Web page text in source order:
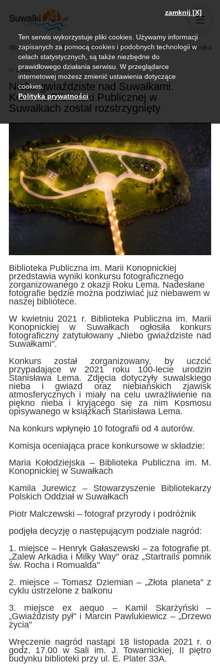
Wiadomości Sport Biznes, rolnictwo Kultura i rozrywka
07.11.2021
Niebo gwiaździste nad Suwałkami.
Konkurs Biblioteki Publicznej w
Suwałkach został rozstrzygnięty
Biblioteka Publiczna im. Marii Konopnickiej
przedstawia wyniki konkursu fotograficznego
zorganizowanego z okazji Roku Lema. Nadesłane
fotografie będzie można podziwiać już niebawem w
naszej bibliotece.
W kwietniu 2021 r. Biblioteka Publiczna im. Marii
Konopnickiej w Suwałkach ogłosiła konkurs
fotograficzny zatytułowany „Niebo gwiaździste nad
Suwałkami".
Konkurs został zorganizowany, by uczcić
przypadające w 2021 roku 100-lecie urodzin
Stanisława Lema. Zdjęcia dotyczyły suwalskiego
nieba i gwiazd oraz niebiańskich zjawisk
atmosferycznych i miały na celu uwrażliwienie na
piękno nieba i kryjącego się za nim Kosmosu
opisywanego w książkach Stanisława Lema.
Na konkurs wpłynęło 10 fotografii od 4 autorów.
Komisja oceniająca prace konkursowe w składzie:
Maria Kołodziejska – Biblioteka Publiczna im. M.
Konopnickiej w Suwałkach
Kamila Jurewicz – Stowarzyszenie Bibliotekarzy
Polskich Oddział w Suwałkach
Piotr Malczewski – fotograf przyrody i podróżnik
podjęła decyzję o następującym podziale nagród:
1. miejsce – Henryk Gałaszewski – za fotografie pt.
„Zalew Arkadia i Milky Way" oraz „Startrails pomnik
św. Rocha i Romualda"
2. miejsce – Tomasz Dziemian – „Złota planeta" z
cyklu ustrzelone z balkonu
3. miejsce ex aequo – Kamil Skarżyński –
„Gwiaździsty pył" i Marcin Pawlukiewicz – „Drzewo
życia"
Wręczenie nagród nastąpi 18 listopada 2021 r. o
godz. 17.00 w Sali im. J. Towarnickiej, II piętro
budynku biblioteki przy ul. E. Plater 33A.
zamknij [X]
Ten serwis wykorzystuje pliki cookies. Używamy informacji
zapisanych za pomocą cookies i podobnych technologii w
celach statystycznych, są także niezbędne do
prawidłowego działania serwisu. W przeglądarce
internetowej możesz zmienić ustawienia dotyczące
cookies.
Polityka prywatności.